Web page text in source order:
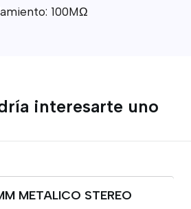
100MΩ
interesarte uno
METALICO STEREO